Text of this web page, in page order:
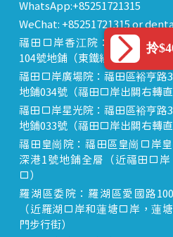
WhatsApp:+85251721315
WeChat: +85251721315 or
福田口岸香江院：福田區福田
104號地鋪（東鐵線落馬洲站出關
福田口岸廣場院：福田區裕亨路
地鋪034號（福田口岸出關右轉直
福田口岸星光院：福田區裕亨路
地鋪033號（福田口岸出關右轉直
福田皇崗院：福田區皇崗口岸皇
深港1號地鋪全層（近福田口
口）
羅湖區委院：羅湖區愛國路
（近羅湖口岸和蓮塘口岸，蓮
門步行街）
拎